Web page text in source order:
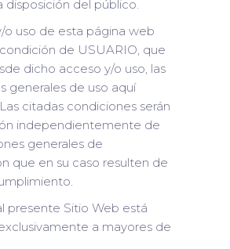
disposición del público.
o uso de esta página web
de USUARIO, que
dicho acceso y/o uso, las
generales de uso aquí
citadas condiciones serán
independientemente de
generales de
que en su caso resulten de
presente Sitio Web está
a mayores de